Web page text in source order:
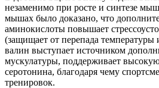
незаменимо при росте и синтезе
мышах было доказано, что
аминокислоты повышает
(защищает от перепада
валин выступает источником
мускулатуры, поддерживает
серотонина, благодаря чему
тренировок.